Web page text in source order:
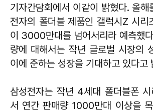
기자간담회에서 이같이 밝혔다. 올해
전자의 폴더블 제품인 갤럭시Z 시리
이 3000만대를 넘어서리라 예측했
량에 대해서는 작년 글로벌 시장의
이에 준하는 성장을 기대하고 있다고
삼성전자는 작년 4세대 폴더블폰 시
서 연간 판매량 1000만대 이상을